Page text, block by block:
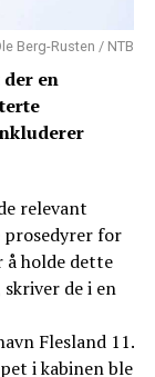
Berg-Rusten / NTB
en
relevant
for
holde dette
de i en
Flesland 11.
i kabinen ble